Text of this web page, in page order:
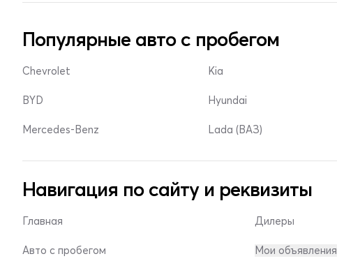
Популярные авто с пробегом
Chevrolet
BYD
Mercedes-Benz
Kia
Hyundai
Lada (ВАЗ)
Навигация по сайту и реквизиты
Главная
Авто с пробегом
Дилеры
Мои объявления